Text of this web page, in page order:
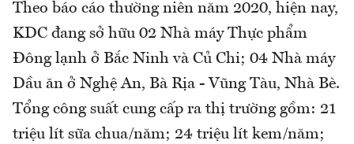
Theo báo cáo thường niên năm 2020, hiện nay,
KDC đang sở hữu 02 Nhà máy Thực phẩm
Đông lạnh ở Bắc Ninh và Củ Chi; 04 Nhà máy
Dầu ăn ở Nghệ An, Bà Rịa - Vũng Tàu, Nhà Bè.
Tổng công suất cung cấp ra thị trường gồm: 21
triệu lít sữa chua/năm; 24 triệu lít kem/năm;